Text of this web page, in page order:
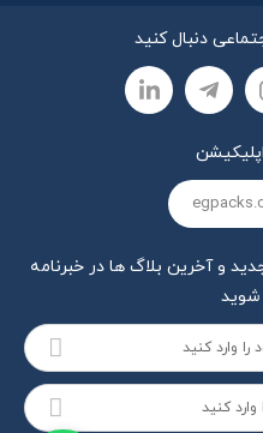
دنبال کنید
و آخرین بلاگ ها در خبرنامه